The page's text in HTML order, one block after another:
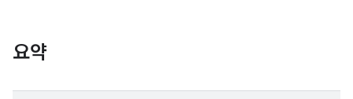
요약